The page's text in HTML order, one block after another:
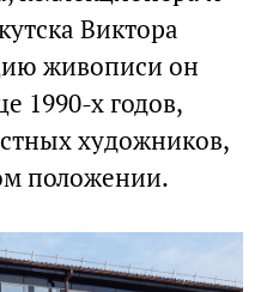
Виктора
живописи он
1990-х годов,
художников,
положении.